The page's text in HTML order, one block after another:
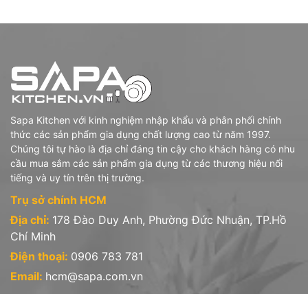
Sapa Kitchen với kinh nghiệm nhập khẩu và phân phối chính
thức các sản phẩm gia dụng chất lượng cao từ năm 1997.
Chúng tôi tự hào là địa chỉ đáng tin cậy cho khách hàng có nhu
cầu mua sắm các sản phẩm gia dụng từ các thương hiệu nổi
tiếng và uy tín trên thị trường.
Trụ sở chính HCM
Địa chỉ: 178 Đào Duy Anh, Phường Đức Nhuận, TP.Hồ
Chí Minh
Điện thoại: 0906 783 781
Email: hcm@sapa.com.vn